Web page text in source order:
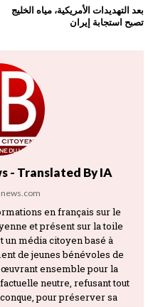
بعد التهديدات الأمريكية، مياه الخليج
تصبح استجابة إيران
- Translated By IA
en français sur le
et présent sur la toile
un média citoyen basé à
de jeunes bénévoles de
ensemble pour la
neutre, refusant tout
pour préserver sa